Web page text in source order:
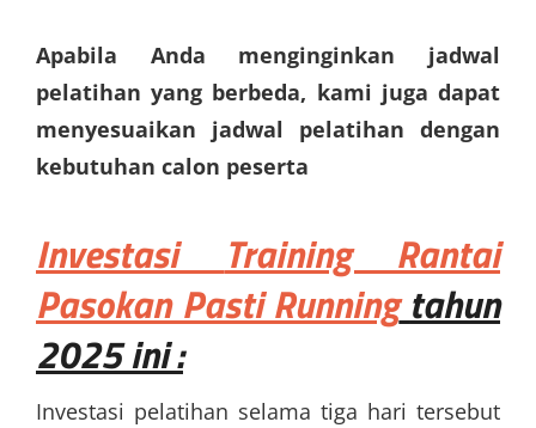
Apabila Anda menginginkan jadwal
pelatihan yang berbeda, kami juga dapat
menyesuaikan jadwal pelatihan dengan
kebutuhan calon peserta
Investasi
Training Rantai
Pasokan Pasti Running tahun
2025 ini :
Investasi pelatihan selama tiga hari tersebut